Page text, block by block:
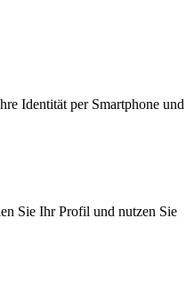
Identität per Smartphone und
Sie Ihr Profil und nutzen Sie